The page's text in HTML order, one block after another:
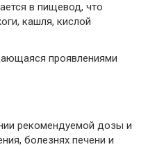
в пищевод, что
кашля, кислой
проявлениями
рекомендуемой дозы и
болезнях печени и